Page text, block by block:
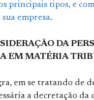
principais tipos, e
empresa.
DA
EM MATÉRIA
em se tratando de
a decretação da